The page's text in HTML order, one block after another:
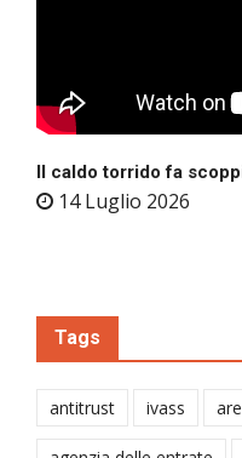
Il caldo torrido fa
14 Luglio 2026
Tags
antitrust ivass